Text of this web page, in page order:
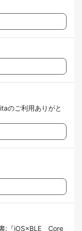
のご利用ありがと
:『iOS×BLE Core